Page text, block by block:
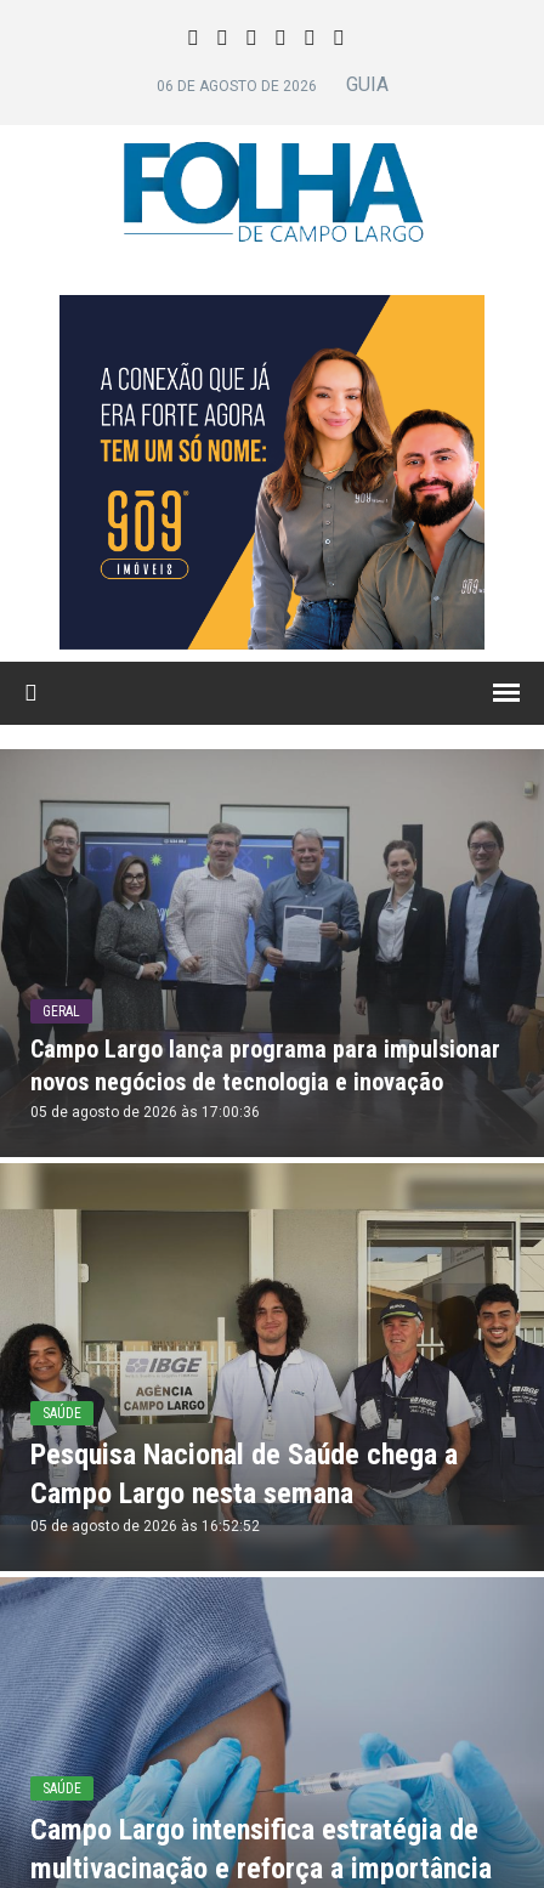
06 DE AGOSTO DE 2026 GUIA
GERAL
Campo Largo lança programa para impulsionar
novos negócios de tecnologia e inovação
05 de agosto de 2026 às 17:00:36
SAÚDE
Pesquisa Nacional de Saúde chega a
Campo Largo nesta semana
05 de agosto de 2026 às 16:52:52
SAÚDE
Campo Largo intensifica estratégia de
multivacinação e reforça a importância